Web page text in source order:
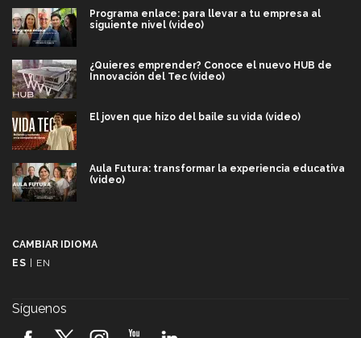
Programa enlace: para llevar a tu empresa al
siguiente nivel (video)
¿Quieres emprender? Conoce el nuevo HUB de
Innovación del Tec (video)
El joven que hizo del baile su vida (video)
Aula Futura: transformar la experiencia educativa
(video)
2026! (video)
CAMBIAR IDIOMA
ES
EN
Síguenos